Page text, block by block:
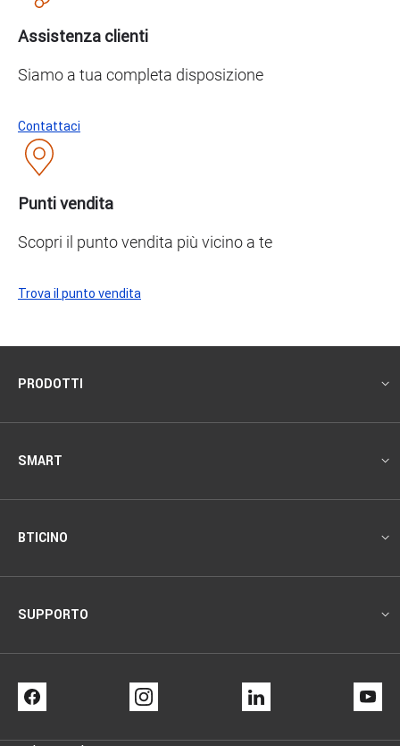
Assistenza clienti
Siamo a tua completa disposizione
Contattaci
Punti vendita
Scopri il punto vendita più vicino a te
Trova il punto vendita
Footer
PRODOTTI
SMART
BTICINO
SUPPORTO